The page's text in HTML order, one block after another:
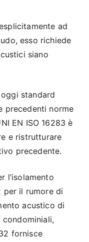
ad
esso richiede
siano
standard
precedenti norme
EN ISO 16283 è
e ristrutturare
precedente.
l’isolamento
per il rumore di
acustico di
fornisce